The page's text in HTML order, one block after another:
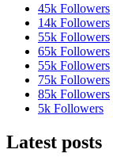
45k Followers
14k Followers
55k Followers
65k Followers
55k Followers
75k Followers
85k Followers
5k Followers
Latest posts